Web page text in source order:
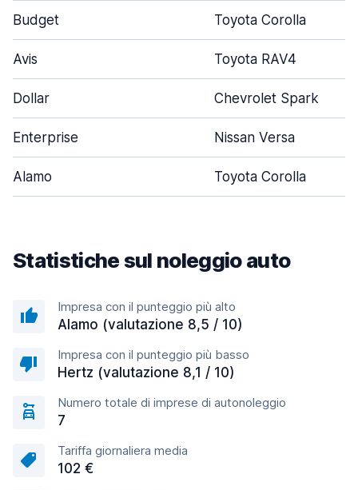
Budget Toyota Corolla
Avis Toyota RAV4
Dollar Chevrolet Spark
Enterprise Nissan Versa
Alamo Toyota Corolla
Statistiche sul noleggio auto
Impresa con il punteggio più alto
Alamo (valutazione 8,5 / 10)
Impresa con il punteggio più basso
Hertz (valutazione 8,1 / 10)
Numero totale di imprese di autonoleggio
7
Tariffa giornaliera media
102 €